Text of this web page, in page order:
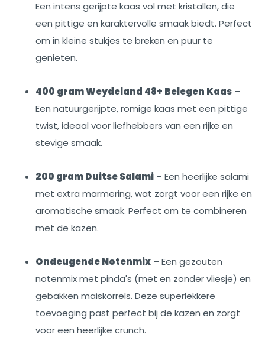
Een intens gerijpte kaas vol met kristallen, die
een pittige en karaktervolle smaak biedt. Perfect
om in kleine stukjes te breken en puur te
genieten.
400 gram Weydeland 48+ Belegen Kaas –
Een natuurgerijpte, romige kaas met een pittige
twist, ideaal voor liefhebbers van een rijke en
stevige smaak.
200 gram Duitse Salami – Een heerlijke salami
met extra marmering, wat zorgt voor een rijke en
aromatische smaak. Perfect om te combineren
met de kazen.
Ondeugende Notenmix – Een gezouten
notenmix met pinda's (met en zonder vliesje) en
gebakken maiskorrels. Deze superlekkere
toevoeging past perfect bij de kazen en zorgt
voor een heerlijke crunch.